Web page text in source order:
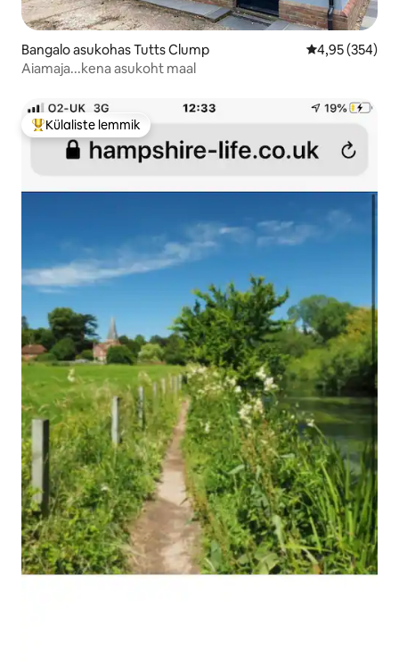
Bangalo asukohas Tutts Clump Keskmine
4,95 (354)
Aiamaja...kena asukoht maal
Külaliste suur lemmik
Külaliste lemmik